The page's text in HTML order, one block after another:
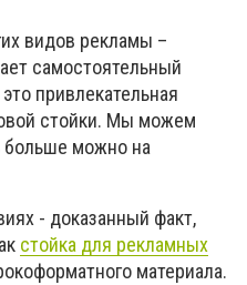
видов рекламы –
самостоятельный
привлекательная
стойки. Мы можем
больше можно на
- доказанный факт,
стойка для рекламных
материала.